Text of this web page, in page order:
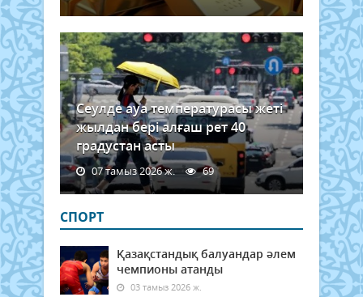
Сеулде ауа температурасы жеті
жылдан бері алғаш рет 40
градустан асты
07 тамыз 2026 ж. 69
СПОРТ
Қазақстандық балуандар әлем
чемпионы атанды
03 тамыз 2026 ж.